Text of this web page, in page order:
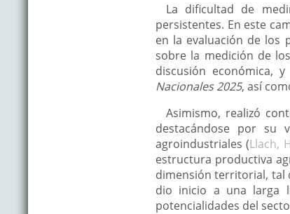
La dificultad de
persistentes. En este
en la evaluación de los
sobre la medición de
discusión económica,
Nacionales 2025, así
Asimismo, realizó
destacándose por su
agroindustriales (Llach,
estructura productiva
dimensión territorial, tal
dio inicio a una larga
potencialidades del